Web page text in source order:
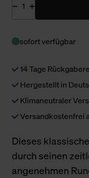
sofort verfügbar
14 Tage
Hergestellt in
Klimaneutraler
Versandkostenfrei
Dieses
durch seinen
angenehmen